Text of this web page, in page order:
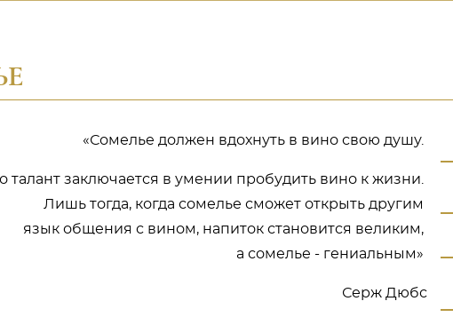
«Сомелье должен вдохнуть в вино свою душу.
талант заключается в умении пробудить вино к жизни.
Лишь тогда, когда сомелье сможет открыть другим
язык общения с вином, напиток становится великим,
а сомелье - гениальным»
Серж Дюбс